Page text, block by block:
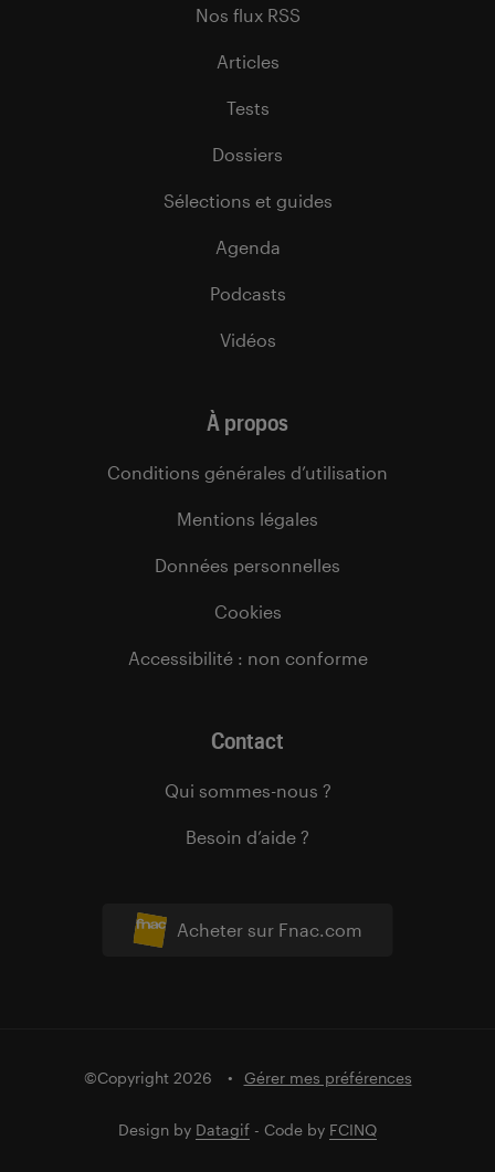
Acheter sur Fnac.com
Nos flux RSS
Articles
Tests
Dossiers
Sélections et guides
Agenda
Podcasts
Vidéos
À propos
Conditions générales d’utilisation
Mentions légales
Données personnelles
Cookies
Accessibilité : non conforme
Contact
Qui sommes-nous ?
Besoin d’aide ?
©Copyright 2026 Gérer mes préférences
Design by Datagif - Code by FCINQ